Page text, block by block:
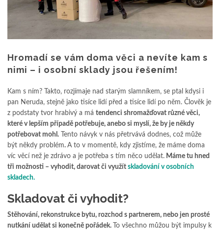
Hromadí se vám doma věci a nevíte kam s
nimi – i osobní sklady jsou řešením!
Kam s ním? Takto, rozjímaje nad starým slamníkem, se ptal kdysi i
pan Neruda, stejně jako tisíce lidí před a tisíce lidí po něm. Člověk je
z podstaty tvor hrabivý a má tendenci shromažďovat různé věci,
které v lepším případě potřebuje, anebo si myslí, že by je někdy
potřebovat mohl. Tento návyk v nás přetrvává dodnes, což může
být někdy problém. A to v momentě, kdy zjistíme, že máme doma
víc věcí než je zdrávo a je potřeba s tím něco udělat. Máme tu hned
tři možnosti – vyhodit, darovat či využít skladování v osobních
skladech.
Skladovat či vyhodit?
Stěhování, rekonstrukce bytu, rozchod s partnerem, nebo jen prosté
nutkání udělat si konečně pořádek.
To všechno můžou být impulsy k